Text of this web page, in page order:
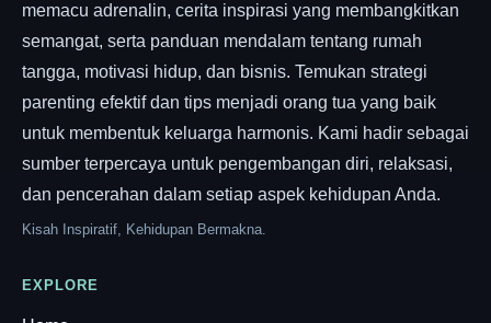
memacu adrenalin, cerita inspirasi yang membangkitkan
semangat, serta panduan mendalam tentang rumah
tangga, motivasi hidup, dan bisnis. Temukan strategi
parenting efektif dan tips menjadi orang tua yang baik
untuk membentuk keluarga harmonis. Kami hadir sebagai
sumber terpercaya untuk pengembangan diri, relaksasi,
dan pencerahan dalam setiap aspek kehidupan Anda.
Kisah Inspiratif, Kehidupan Bermakna.
EXPLORE